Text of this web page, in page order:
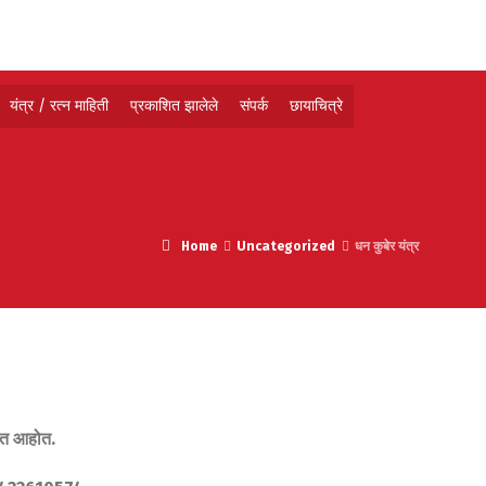
यंत्र / रत्न माहिती प्रकाशित झालेले संपर्क छायाचित्रे
Home Uncategorized धन कुबेर यंत्र
आहोत.